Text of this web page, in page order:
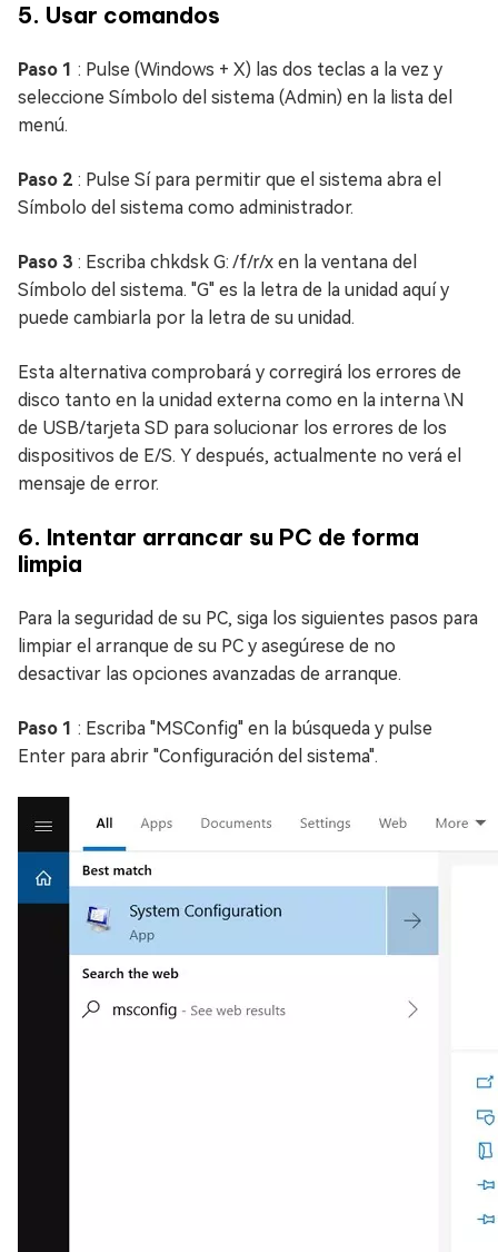
5. Usar comandos
Paso 1 : Pulse (Windows + X) las dos teclas a la vez y
seleccione Símbolo del sistema (Admin) en la lista del
menú.
Paso 2 : Pulse Sí para permitir que el sistema abra el
Símbolo del sistema como administrador.
Paso 3 : Escriba chkdsk G: /f/r/x en la ventana del
Símbolo del sistema. "G" es la letra de la unidad aquí y
puede cambiarla por la letra de su unidad.
Esta alternativa comprobará y corregirá los errores de
disco tanto en la unidad externa como en la interna \N
de USB/tarjeta SD para solucionar los errores de los
dispositivos de E/S. Y después, actualmente no verá el
mensaje de error.
6. Intentar arrancar su PC de forma
limpia
Para la seguridad de su PC, siga los siguientes pasos para
limpiar el arranque de su PC y asegúrese de no
desactivar las opciones avanzadas de arranque.
Paso 1 : Escriba "MSConfig" en la búsqueda y pulse
Enter para abrir "Configuración del sistema".